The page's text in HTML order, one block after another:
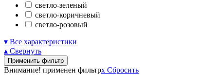
светло-зеленый
светло-коричневый
светло-розовый
▾ Все характеристики
▴ Свернуть
Применить фильтр
Внимание! применен фильтрx Сбросить